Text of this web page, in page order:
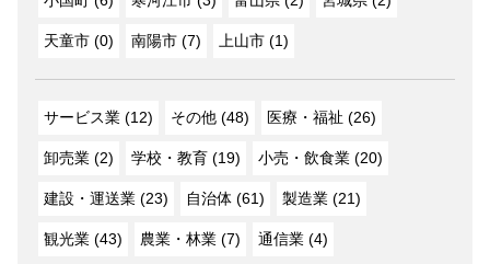
天童市 (0) 南陽市 (7) 上山市 (1)
サービス業 (12) その他 (48) 医療・福祉 (26)
卸売業 (2) 学校・教育 (19) 小売・飲食業 (20)
建設・運送業 (23) 自治体 (61) 製造業 (21)
観光業 (43) 農業・林業 (7) 通信業 (4)